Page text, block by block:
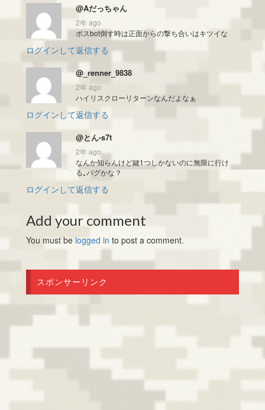
@Aだっちゃん
2年 ago
ボスbot倒す時は正面からの撃ち合いはキツイな
ログインして返信する
@_renner_9838
2年 ago
ハイリスクローリターンなんだよなぁ
ログインして返信する
@とん-s7t
2年 ago
なんか知らんけど鍵1つしかないのに無限に行け
る｡バグかな？
ログインして返信する
Add your comment
You must belogged in to post a comment.
スポンサーリンク